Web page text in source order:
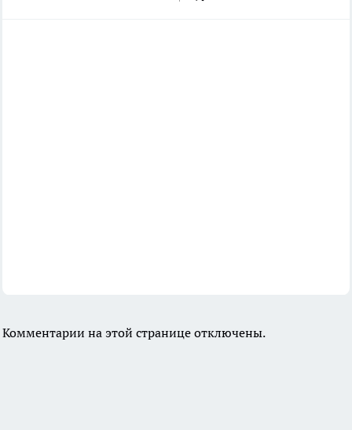
Комментарии на этой странице отключены.